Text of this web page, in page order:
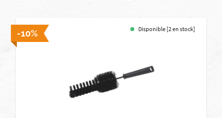
-10% Disponible [2 en stock]